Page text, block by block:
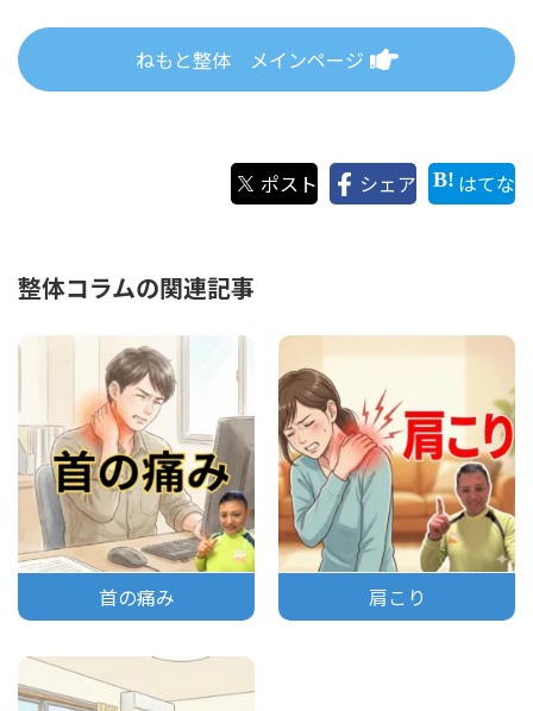
ねもと整体 メインページ
ポスト シェア はてな
整体コラムの関連記事
首の痛み 肩こり